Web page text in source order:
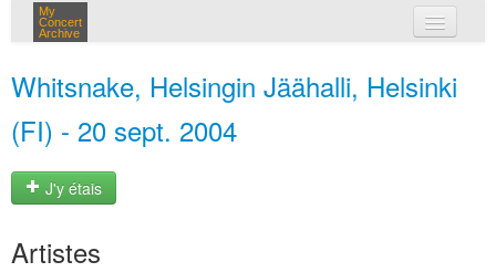
My
Concert
Archive
Whitsnake, Helsingin Jäähalli, Helsinki
(FI) - 20 sept. 2004
J'y étais
Artistes